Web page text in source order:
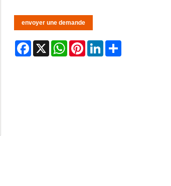
envoyer une demande
Facebook
X WhatsApp
PinterestLinkedIn